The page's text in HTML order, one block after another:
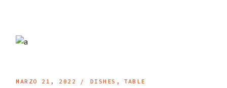
MARZO 21, 2022 DISHES TABLE